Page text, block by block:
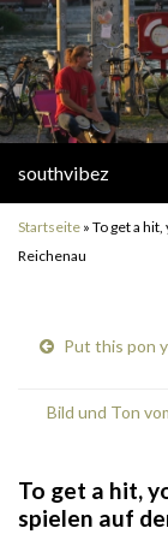
southvibez
Startseite » To get a
Reichenau
Put this pon
Bild und Ton
To get a hit,
spielen auf